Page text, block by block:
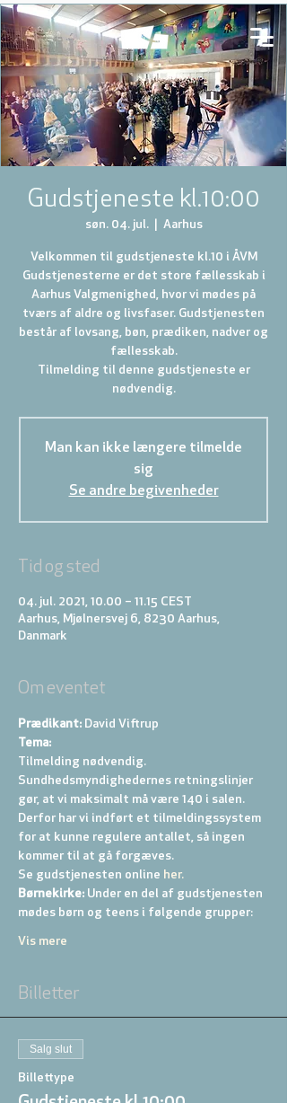
Gudstjeneste kl.10:00
søn. 04. jul.
  |
Aarhus
Velkommen til gudstjeneste kl.10 i ÅVM
Gudstjenesterne er det store fællesskab i
Aarhus Valgmenighed, hvor vi mødes på
tværs af aldre og livsfaser. Gudstjenesten
består af lovsang, bøn, prædiken, nadver og
fællesskab.
Tilmelding til denne gudstjeneste er
nødvendig.
Man kan ikke længere tilmelde
sig
Se andre begivenheder
Tid og sted
04. jul. 2021, 10.00 – 11.15 CEST
Aarhus, Mjølnersvej 6, 8230 Aarhus,
Danmark
Om eventet
Prædikant: David Viftrup
Tema:
Tilmelding nødvendig.
Sundhedsmyndighedernes retningslinjer
gør, at vi maksimalt må være 140 i salen.
Derfor har vi indført et tilmeldingssystem
for at kunne regulere antallet, så ingen
kommer til at gå forgæves.
Se gudstjenesten online her.
Børnekirke: Under en del af gudstjenesten
mødes børn og teens i følgende grupper:
Vis mere
Billetter
Salg slut
Billettype